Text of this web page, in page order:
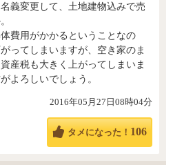
義変更して、土地建物込みで売
費用がかかるということなの
ってしまいますが、空き家のま
産税も大きく上がってしまいま
よろしいでしょう。
2016年05月27日08時04分
タメになった！ 106